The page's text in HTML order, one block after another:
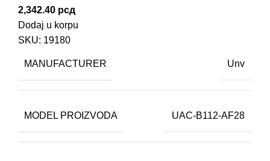
2,342.40 рсд
Dodaj u korpu
SKU: 19180
MANUFACTURER Unv
MODEL PROIZVODA UAC-B112-AF28